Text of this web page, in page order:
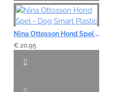
Nina Ottosson Hond Spel - Dog Smart Plastic
€ 20,95